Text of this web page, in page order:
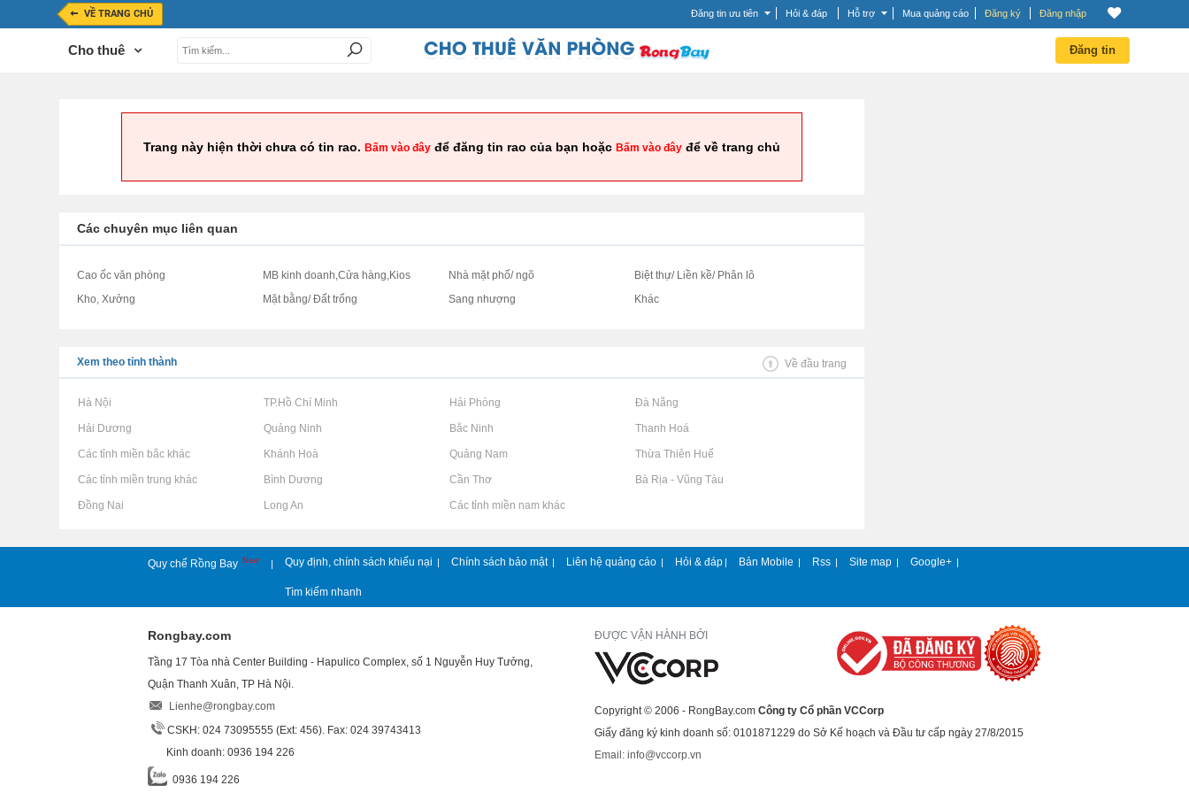
VỀ TRANG CHỦ Đăng tin ưu tiên Hỏi & đáp Hỗ trợ Mua quảng cáo Đăng ký Đăng nhập
Cho thuê Đăng tin
Trang này hiện thời chưa có tin rao. Bấm vào đây để đăng tin rao của bạn hoặc Bấm vào đây để về trang chủ
Các chuyên mục liên quan
Cao ốc văn phòng MB kinh doanh,Cửa hàng,Kios Nhà mặt phố/ ngõ
Biệt thự/ Liền kề/ Phân lô
Kho, Xưởng
Mặt bằng/ Đất trống Sang nhượng Khác
Xem theo tỉnh thành Về đầu trang
Rao vặt tại Hà Nội Rao vặt tại TP.Hồ Chí Minh Rao vặt tại Hải Phòng Rao vặt tại Đà Nẵng
Rao vặt tại Hải Dương Rao vặt tại Quảng Ninh Rao vặt tại Bắc Ninh Rao vặt tại Thanh Hoá
Rao vặt tại Các tỉnh miền bắc khác Rao vặt tại Khánh Hoà Rao vặt tại Quảng Nam Rao vặt tại Thừa Thiên Huế
Rao vặt tại Các tỉnh miền trung khác Rao vặt tại Bình Dương Rao vặt tại Cần Thơ Rao vặt tại Bà Rịa - Vũng Tàu
Rao vặt tại Đồng Nai Rao vặt tại Long An Rao vặt tại Các tỉnh miền nam khác
Quy chế Rồng Bay New | Quy định, chính sách khiếu nại | Chính sách bảo mật | Liên hệ quảng cáo | Hỏi & đáp | Bản Mobile | Rss | Site map | Google+ |
Tìm kiếm nhanh
Rongbay.com
Tầng 17 Tòa nhà Center Building - Hapulico Complex, số 1 Nguyễn Huy Tưởng,
Quận Thanh Xuân, TP Hà Nội.
Lienhe@rongbay.com
CSKH: 024 73095555 (Ext: 456). Fax: 024 39743413
Kinh doanh: 0936 194 226
0936 194 226
ĐƯỢC VẬN HÀNH BỞI
Copyright © 2006 - RongBay.com Công ty Cổ phần VCCorp
Giấy đăng ký kinh doanh số: 0101871229 do Sở Kế hoạch và Đầu tư cấp ngày 27/8/2015
Email: info@vccorp.vn